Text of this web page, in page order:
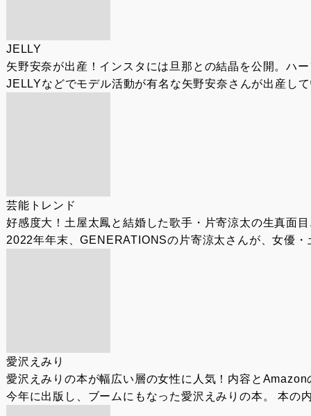
JELLY
矢野安奈が出産！インスタには旦那との結晶を公開。ハ
JELLYなどでモデル活動が有名な矢野安奈さんが出産し
芸能トレンド
好感度大！土屋太鳳と結婚した歌手・片寄涼太の生真面
2022年年末、GENERATIONSの片寄涼太さんが、女優
愛沢えみり
愛沢えみりの本が幅広い層の女性に人気！内容とAmazon
今年に出版し、ブームにもなった愛沢えみりの本。 本の